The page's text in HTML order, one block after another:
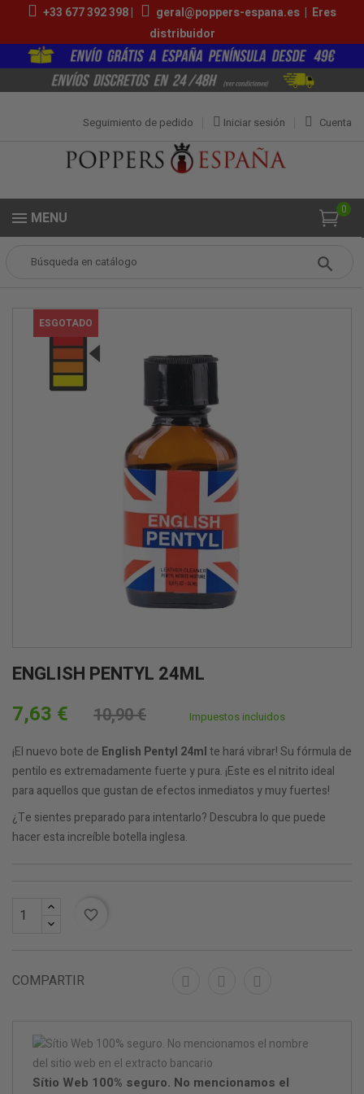
+33 677 392 398 | geral@poppers-espana.es | Eres
distribuidor
Cuenta
Iniciar sesión
Seguimiento de pedido
0
MENU
Grandes Poppers
ESGOTADO
ENGLISH PENTYL 24ML
7,63 € 10,90 € Impuestos incluidos
¡El nuevo bote de English Pentyl 24mlte hará vibrar! Su fórmula de
pentilo es extremadamente fuerte y pura. ¡Este es el nitrito ideal
para aquellos que gustan de efectos inmediatos y muy fuertes!
¿Te sientes preparado para intentarlo? Descubra lo que puede
hacer esta increíble botella inglesa.
favorite_border
COMPARTIR
Sítio Web 100% seguro. No mencionamos el